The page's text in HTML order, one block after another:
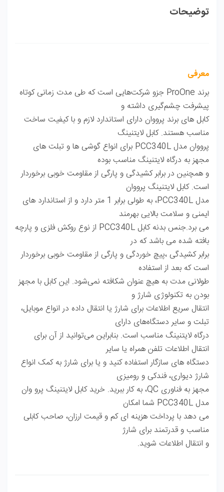
توضیحات
معرفی
برند ProOne جزو شرکت‌هایی است که طی مدت زمانی کوتاه
پیشرفت چشم‌گیری داشته و
کابل های برند پرووان دارای استاندارد لازم و با کیفیت ساخت
مناسب هستند. کابل لایتنینگ
پرووان مدل PCC340L برای انواع گوشی ها و تبلت های
مجهز به درگاه لایتنینگ مناسب بوده
و همچنین در برابر کشیدگی و پارگی از مقاومت خوبی برخوردار
است. کابل لایتنینگ پرووان
مدل PCC340L، به طولی برابر 1 متر دارد و از استاندارد های
ایمنی و سلامت بالایی بهرمند
می برد.جنس بدنه کابل PCC340L از نوع روکش فلزی و پارچه
بافته شده می باشد که در
برابر کشیدگی ،پیچ خوردگی و پارگی از مقاومت خوبی برخوردار
است که بعد از استفاده
طولانی مدت به هیچ عنوان شکافته نمی‌شود. این کابل با مجهز
بودن به تکنولوژی شارژ و
انتقال سریع اطلاعات برای شارژ یا انتقال داده در انواع موبایل،
تبلت و سایر دستگاه‌های دارای
درگاه لایتنینگ مناسب است. بنابراین می‌توانید از آن برای
انتقال اطلاعات تلفن همراه یا سایر
دستگاه های سازگار استفاده کنید و یا برای شارژ به کمک انواع
شارژ دیواری، فندکی و رومیزی
مجهز به فناوری QC، به کار ببرید. خرید کابل لایتنینگ پرو وان
مدل PCC340L شما امکان
می دهد با پرداخت هزینه ای کم و قیمت ارزان، صاحب کابلی
مناسب و قدرتمند برای شارژ
و انتقال اطلاعات شوید.